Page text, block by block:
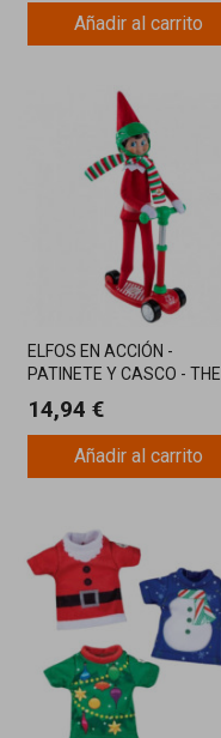
Añadir al carrito
ELFOS EN ACCIÓN -
PATINETE Y CASCO - THE
14,94 €
Añadir al carrito